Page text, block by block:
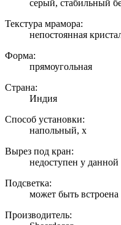
серый, стабильный
Текстура мрамора:
непостоянная
Форма:
прямоугольная
Страна:
Индия
Способ установки:
напольный, х
Вырез под кран:
недоступен у
Подсветка:
может быть встроена
Производитель: